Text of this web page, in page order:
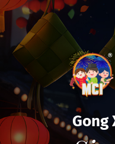
Gong